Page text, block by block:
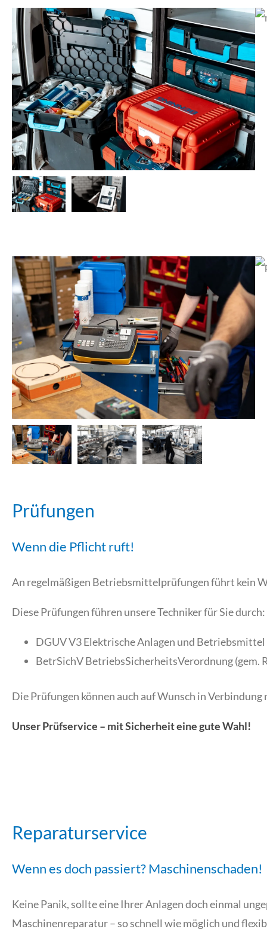
Prüfungen
Wenn die Pflicht ruft!
An regelmäßigen Betriebsmittelprüfungen führt kein
Diese Prüfungen führen unsere Techniker für Sie durch:
DGUV V3 Elektrische Anlagen und Betriebsmittel
BetrSichV BetriebsSicherheitsVerordnung (gem.
Die Prüfungen können auch auf Wunsch in
Unser Prüfservice – mit Sicherheit eine gute Wahl!
Reparaturservice
Wenn es doch passiert? Maschinenschaden!
Keine Panik, sollte eine Ihrer Anlagen doch einmal
Maschinenreparatur – so schnell wie möglich und